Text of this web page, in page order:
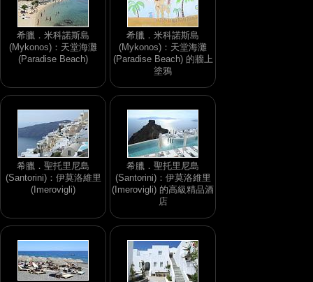
希臘．米科諾斯島
(Mykonos)：天堂海灘
(Paradise Beach)
希臘．米科諾斯島
(Mykonos)：天堂海灘
(Paradise Beach) 的牆上
塗鴉
希臘．聖托里尼島
(Santorini)：伊莫洛維里
(Imerovigli)
希臘．聖托里尼島
(Santorini)：伊莫洛維里
(Imerovigli) 的高級精品酒
店